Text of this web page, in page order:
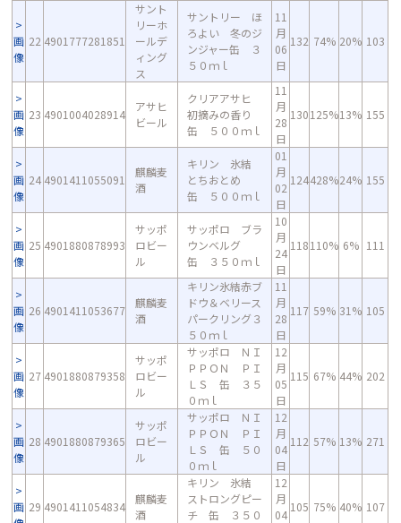
画
像
22 4901777281851
サント
リーホ
ールデ
ィング
ス
サントリー ほ
ろよい 冬のジ
ンジャー缶 ３
５０ｍｌ
11
月
06
日
132 74% 20% 103
画
像
23 4901004028914
アサヒ
ビール
クリアアサヒ
初摘みの香り
缶 ５００ｍｌ
11
月
28
日
130125%13% 155
画
像
24 4901411055091
麒麟麦
酒
キリン 氷結
とちおとめ
缶 ５００ｍｌ
01
月
02
日
124428%24% 155
画
像
25 4901880878993
サッポ
ロビー
ル
サッポロ ブラ
ウンベルグ
缶 ３５０ｍｌ
10
月
24
日
118110% 6% 111
画
像
26 4901411053677
麒麟麦
酒
キリン氷結赤ブ
ドウ＆ベリース
パークリング３
５０ｍｌ
11
月
28
日
117 59% 31% 105
画
像
27 4901880879358
サッポ
ロビー
ル
サッポロ ＮＩ
ＰＰＯＮ ＰＩ
ＬＳ 缶 ３５
０ｍｌ
12
月
05
日
115 67% 44% 202
画
像
28 4901880879365
サッポ
ロビー
ル
サッポロ ＮＩ
ＰＰＯＮ ＰＩ
ＬＳ 缶 ５０
０ｍｌ
12
月
04
日
112 57% 13% 271
画 29 4901411054834
麒麟麦
酒
キリン 氷結
ストロングピー
チ 缶 ３５０
12
月
04
105 75% 40% 107